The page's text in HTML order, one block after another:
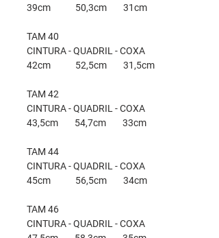
39cm 50,3cm 31cm
TAM 40
CINTURA - QUADRIL - COXA
42cm 52,5cm 31,5cm
TAM 42
CINTURA - QUADRIL - COXA
43,5cm 54,7cm 33cm
TAM 44
CINTURA - QUADRIL - COXA
45cm 56,5cm 34cm
TAM 46
CINTURA - QUADRIL - COXA